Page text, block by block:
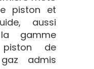
piston et
aussi
gamme
piston de
admis